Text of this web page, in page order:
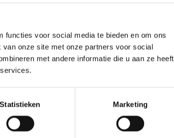
functies voor social media te bieden en om ons
onze site met onze partners voor social
met andere informatie die u aan ze heeft
Statistieken Marketing